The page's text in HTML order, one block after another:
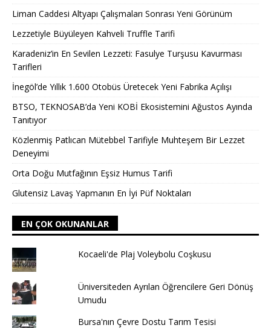
Liman Caddesi Altyapı Çalışmaları Sonrası Yeni Görünüm
Lezzetiyle Büyüleyen Kahveli Truffle Tarifi
Karadeniz’in En Sevilen Lezzeti: Fasulye Turşusu Kavurması
Tarifleri
İnegöl’de Yıllık 1.600 Otobüs Üretecek Yeni Fabrika Açılışı
BTSO, TEKNOSAB’da Yeni KOBİ Ekosistemini Ağustos Ayında
Tanıtıyor
Közlenmiş Patlıcan Mütebbel Tarifiyle Muhteşem Bir Lezzet
Deneyimi
Orta Doğu Mutfağının Eşsiz Humus Tarifi
Glutensiz Lavaş Yapmanın En İyi Püf Noktaları
EN ÇOK OKUNANLAR
Kocaeli'de Plaj Voleybolu Coşkusu
Üniversiteden Ayrılan Öğrencilere Geri Dönüş
Umudu
Bursa'nın Çevre Dostu Tarım Tesisi